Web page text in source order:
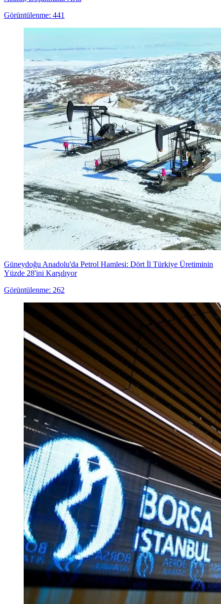
Görüntülenme: 441
Güneydoğu Anadolu'da Petrol Hamlesi: Dört İl Türkiye Üretiminin
Yüzde 28'ini Karşılıyor
Görüntülenme: 262